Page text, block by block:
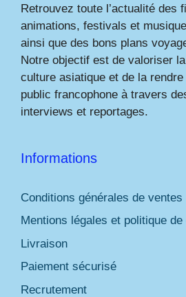
Retrouvez toute l’actualité des
animations, festivals et
ainsi que des bons plans
Notre objectif est de valoriser
culture asiatique et de la
public francophone à travers
interviews et reportages.
Informations
Conditions générales de ventes
Mentions légales et politique
Livraison
Paiement sécurisé
Recrutement